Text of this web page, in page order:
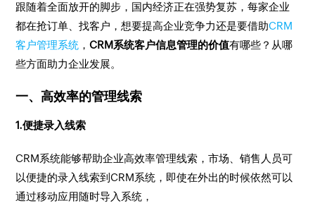
跟随着全面放开的脚步，国内经济正在强势复苏，每家企业
都在抢订单、找客户，想要提高企业竞争力还是要借助CRM
客户管理系统 ，CRM系统客户信息管理的价值有哪些？从哪
些方面助力企业发展。
一、高效率的管理线索
1.便捷录入线索
CRM系统能够帮助企业高效率管理线索，市场、销售人员可
以便捷的录入线索到CRM系统，即使在外出的时候依然可以
通过移动应用随时导入系统，